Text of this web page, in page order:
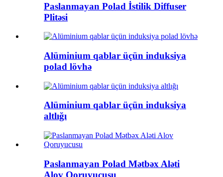
Paslanmayan Polad İstilik Diffuser
Plitəsi
Alüminium qablar üçün induksiya
polad lövhə
Alüminium qablar üçün induksiya
altlığı
Paslanmayan Polad Mətbəx Aləti
Alov Qoruyucusu